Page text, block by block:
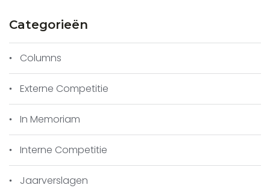
Categorieën
Columns
Externe Competitie
In Memoriam
Interne Competitie
Jaarverslagen